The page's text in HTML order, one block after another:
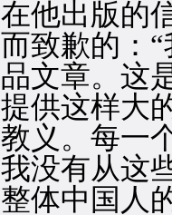
他出版的
致歉的：
文章。这
供这样大
义。每一
没有从这
体中国人